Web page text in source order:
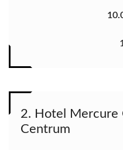
2. Hotel Mercure
Centrum